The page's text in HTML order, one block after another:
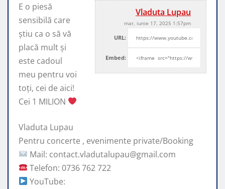
Vladuta Lupau
mar, iunie 17, 2025 1:57pm
URL:
Embed:
E o piesă
sensibilă care
știu ca o să vă
placă mult și
este cadoul
meu pentru voi
toți, cei de aici!
Cei 1 MILION
Vladuta Lupau
Pentru concerte , evenimente private/Booking
Mail: contact.vladutalupau@gmail.com
Telefon: 0736 762 722
YouTube: